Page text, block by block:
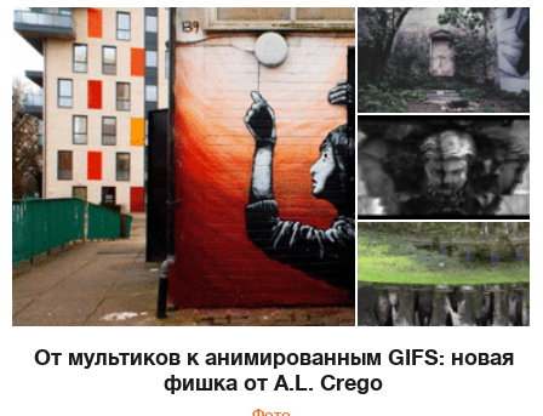
От мультиков к анимированным GIFS: новая
фишка от A.L. Crego